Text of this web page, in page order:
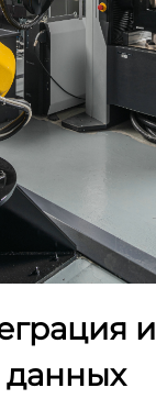
и
данных